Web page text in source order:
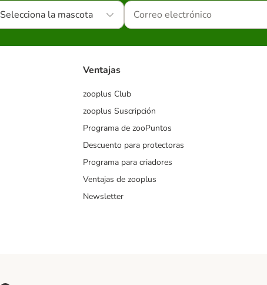
Selecciona la mascota
Ventajas
zooplus Club
zooplus Suscripción
Programa de zooPuntos
Descuento para protectoras
Programa para criadores
Ventajas de zooplus
Newsletter